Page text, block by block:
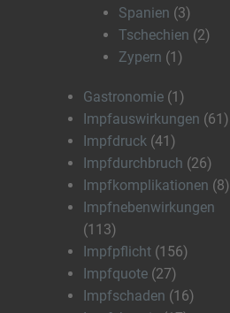
Spanien (3)
Tschechien (2)
Zypern (1)
Gastronomie (1)
Impfauswirkungen (61)
Impfdruck (41)
Impfdurchbruch (26)
Impfkomplikationen (8)
Impfnebenwirkungen
(113)
Impfpflicht (156)
Impfquote (27)
Impfschaden (16)